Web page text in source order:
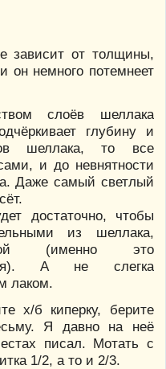
зависит от толщины,
он немного потемнеет
слоёв шеллака
глубину и
шеллака, то все
и до невнятности
Даже самый светлый
достаточно, чтобы
из шеллака,
(именно это
А не слегка
лаком.
х/б киперку, берите
Я давно на неё
писал. Мотать с
1/2, а то и 2/3.